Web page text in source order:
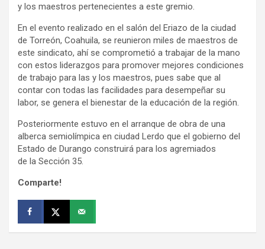
y los maestros pertenecientes a este gremio.
En el evento realizado en el salón del Eriazo de la ciudad
de Torreón, Coahuila, se reunieron miles de maestros de
este sindicato, ahí se comprometió a trabajar de la mano
con estos liderazgos para promover mejores condiciones
de trabajo para las y los maestros, pues sabe que al
contar con todas las facilidades para desempeñar su
labor, se genera el bienestar de la educación de la región.
Posteriormente estuvo en el arranque de obra de una
alberca semiolímpica en ciudad Lerdo que el gobierno del
Estado de Durango construirá para los agremiados
de la Sección 35.
Comparte!